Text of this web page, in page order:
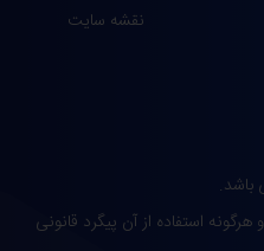
استفاده از آن پیگرد قانونی
نقشه سایت